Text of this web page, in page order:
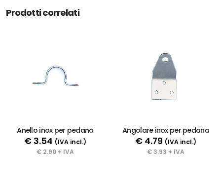
Prodotti correlati
Anello inox per pedana
€ 3.54 (IVA incl.)
€ 2.90 + IVA
Angolare inox per pedana
€ 4.79 (IVA incl.)
€ 3.93 + IVA